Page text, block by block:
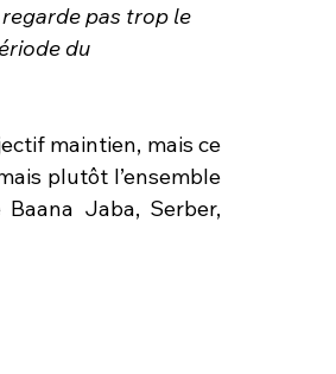
regarde pas trop le
du
maintien, mais ce
plutôt l’ensemble
Jaba, Serber,